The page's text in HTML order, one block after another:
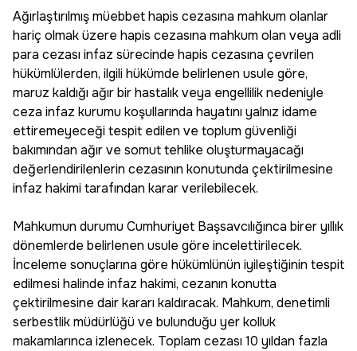
Ağırlaştırılmış müebbet hapis cezasına mahkum olanlar
hariç olmak üzere hapis cezasına mahkum olan veya adli
para cezası infaz sürecinde hapis cezasına çevrilen
hükümlülerden, ilgili hükümde belirlenen usule göre,
maruz kaldığı ağır bir hastalık veya engellilik nedeniyle
ceza infaz kurumu koşullarında hayatını yalnız idame
ettiremeyeceği tespit edilen ve toplum güvenliği
bakımından ağır ve somut tehlike oluşturmayacağı
değerlendirilenlerin cezasının konutunda çektirilmesine
infaz hakimi tarafından karar verilebilecek.
Mahkumun durumu Cumhuriyet Başsavcılığınca birer yıllık
dönemlerde belirlenen usule göre incelettirilecek.
İnceleme sonuçlarına göre hükümlünün iyileştiğinin tespit
edilmesi halinde infaz hakimi, cezanın konutta
çektirilmesine dair kararı kaldıracak. Mahkum, denetimli
serbestlik müdürlüğü ve bulunduğu yer kolluk
makamlarınca izlenecek. Toplam cezası 10 yıldan fazla